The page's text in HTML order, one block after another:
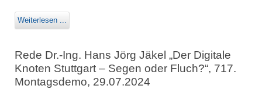
Weiterlesen ...
Rede Dr.-Ing. Hans Jörg Jäkel „Der Digitale
Knoten Stuttgart – Segen oder Fluch?“, 717.
Montagsdemo, 29.07.2024